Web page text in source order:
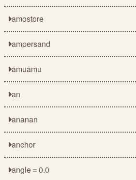
amostore
ampersand
amuamu
an
ananan
anchor
angle＝0.0